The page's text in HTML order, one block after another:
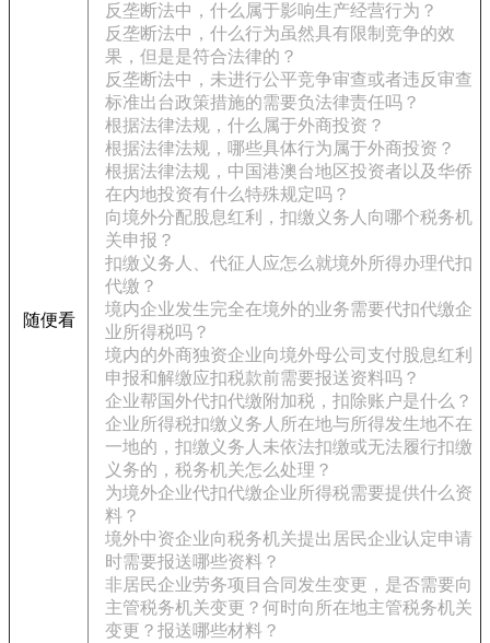
随便看
反垄断法中，什么属于影响生产经营行为？
反垄断法中，什么行为虽然具有限制竞争的效
果，但是是符合法律的？
反垄断法中，未进行公平竞争审查或者违反审查
标准出台政策措施的需要负法律责任吗？
根据法律法规，什么属于外商投资？
根据法律法规，哪些具体行为属于外商投资？
根据法律法规，中国港澳台地区投资者以及华侨
在内地投资有什么特殊规定吗？
向境外分配股息红利，扣缴义务人向哪个税务机
关申报？
扣缴义务人、代征人应怎么就境外所得办理代扣
代缴？
境内企业发生完全在境外的业务需要代扣代缴企
业所得税吗？
境内的外商独资企业向境外母公司支付股息红利
申报和解缴应扣税款前需要报送资料吗？
企业帮国外代扣代缴附加税，扣除账户是什么？
企业所得税扣缴义务人所在地与所得发生地不在
一地的，扣缴义务人未依法扣缴或无法履行扣缴
义务的，税务机关怎么处理？
为境外企业代扣代缴企业所得税需要提供什么资
料？
境外中资企业向税务机关提出居民企业认定申请
时需要报送哪些资料？
非居民企业劳务项目合同发生变更，是否需要向
主管税务机关变更？何时向所在地主管税务机关
变更？报送哪些材料？